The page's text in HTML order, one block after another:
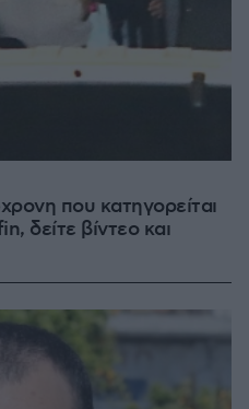
που κατηγορείται
δείτε βίντεο και